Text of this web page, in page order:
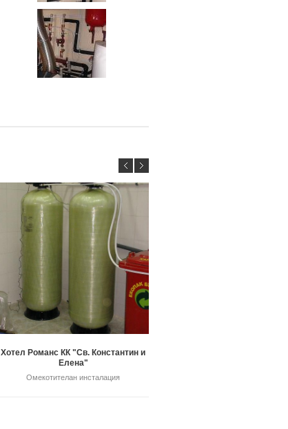
Хотел Романс КК "Св. Константин и
Елена"
Омекотителан инсталация